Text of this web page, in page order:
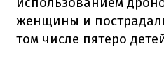
женщины и
том числе пятеро